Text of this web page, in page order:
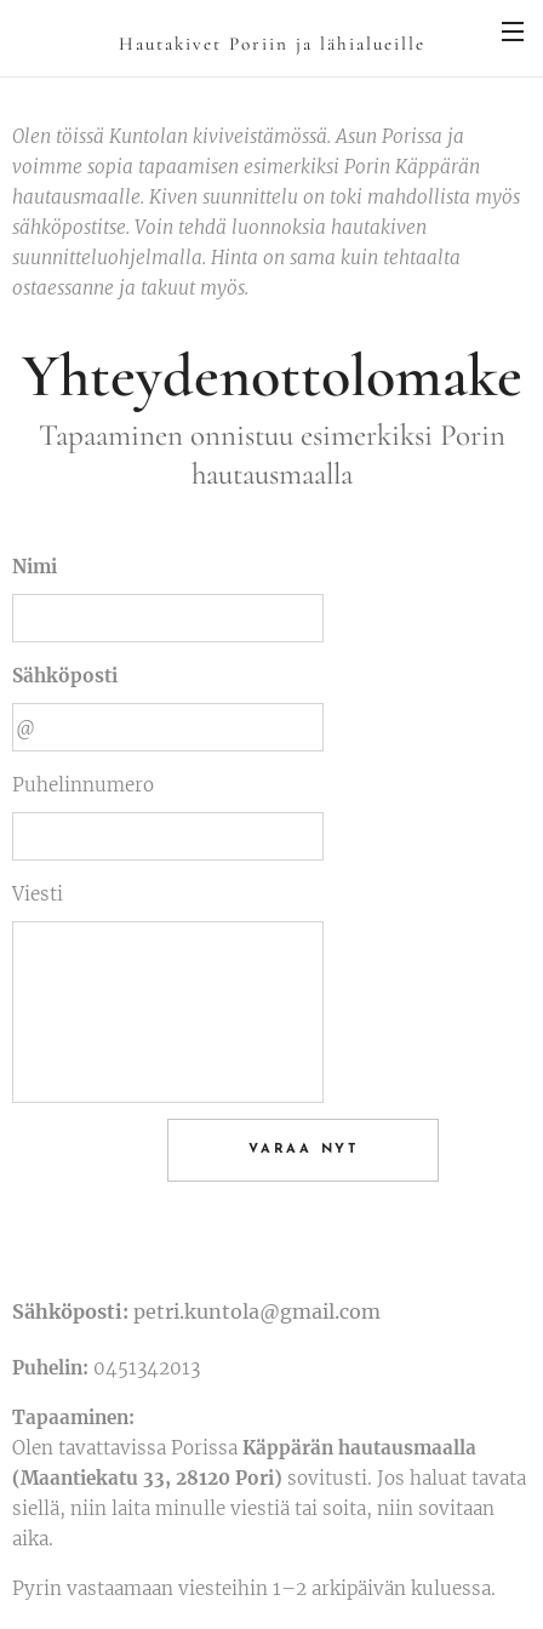
Hautakivet Poriin ja lähialueille
Olen töissä Kuntolan kiviveistämössä. Asun Porissa ja
voimme sopia tapaamisen esimerkiksi Porin Käppärän
hautausmaalle. Kiven suunnittelu on toki mahdollista myös
sähköpostitse. Voin tehdä luonnoksia hautakiven
suunnitteluohjelmalla. Hinta on sama kuin tehtaalta
ostaessanne ja takuut myös.
Yhteydenottolomake
Tapaaminen onnistuu esimerkiksi Porin
hautausmaalla
Nimi
Sähköposti
Puhelinnumero
Viesti
VARAA NYT
Sähköposti: petri.kuntola@gmail.com
Puhelin: 0451342013
Tapaaminen:
Olen tavattavissa Porissa Käppärän hautausmaalla
(Maantiekatu 33, 28120 Pori) sovitusti. Jos haluat tavata
siellä, niin laita minulle viestiä tai soita, niin sovitaan
aika.
Pyrin vastaamaan viesteihin 1–2 arkipäivän kuluessa.